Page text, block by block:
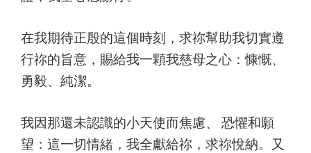
在我期待正殷的這個時刻，求祢幫助我切實遵
行祢的旨意，賜給我一顆我慈母之心：慷慨、
勇毅、純潔。
我因那還未認識的小天使而焦慮、 恐懼和願
望：這一切情緒，我全獻給祢，求祢悅納。又